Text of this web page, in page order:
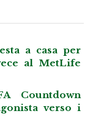
a casa per
al MetLife
Countdown
verso i